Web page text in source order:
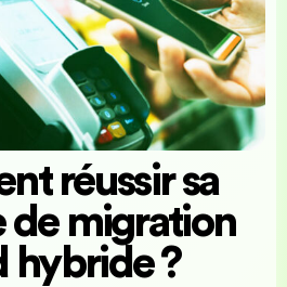
réussir sa
de migration
hybride ?